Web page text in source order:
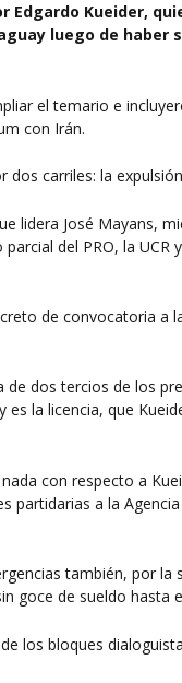
Edgardo Kueider,
luego de haber
el temario e
con Irán.
carriles: la
lidera José Mayans,
del PRO, la UCR
de convocatoria a
dos tercios de los
la licencia, que
con respecto a
partidarias a la
también, por la
goce de sueldo hasta
los bloques